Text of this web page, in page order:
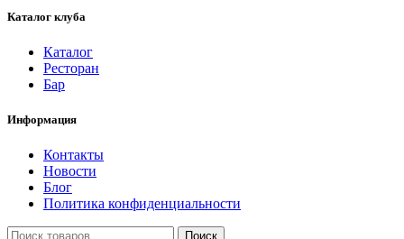
Каталог клуба
Каталог
Ресторан
Бар
Информация
Контакты
Новости
Блог
Политика конфиденциальности
Поиск